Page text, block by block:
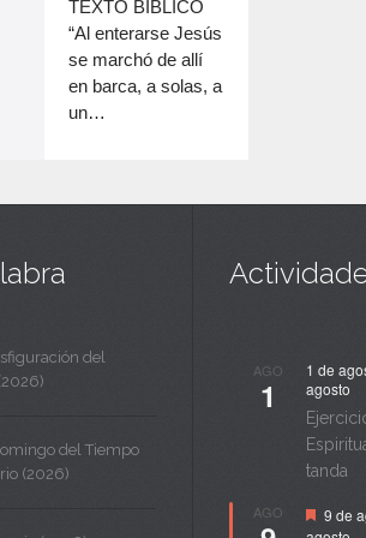
disminuir
volumen.
TEXTO BÍBLICO
“Al enterarse Jesús
se marchó de allí
en barca, a solas, a
un…
del
del Tiempo
(2026)
AGO
1
1 de
agosto
tanda
AGO 9 de